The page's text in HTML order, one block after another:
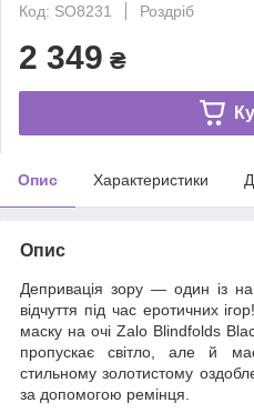
Код: SO8231
Роздріб
2 349 ₴
Опис Характеристики
Опис
Депривація зору — один із
відчуття під час еротичних
маску на очі Zalo Blindfolds
пропускає світло, але й
стильному золотистому
за допомогою ремінця.